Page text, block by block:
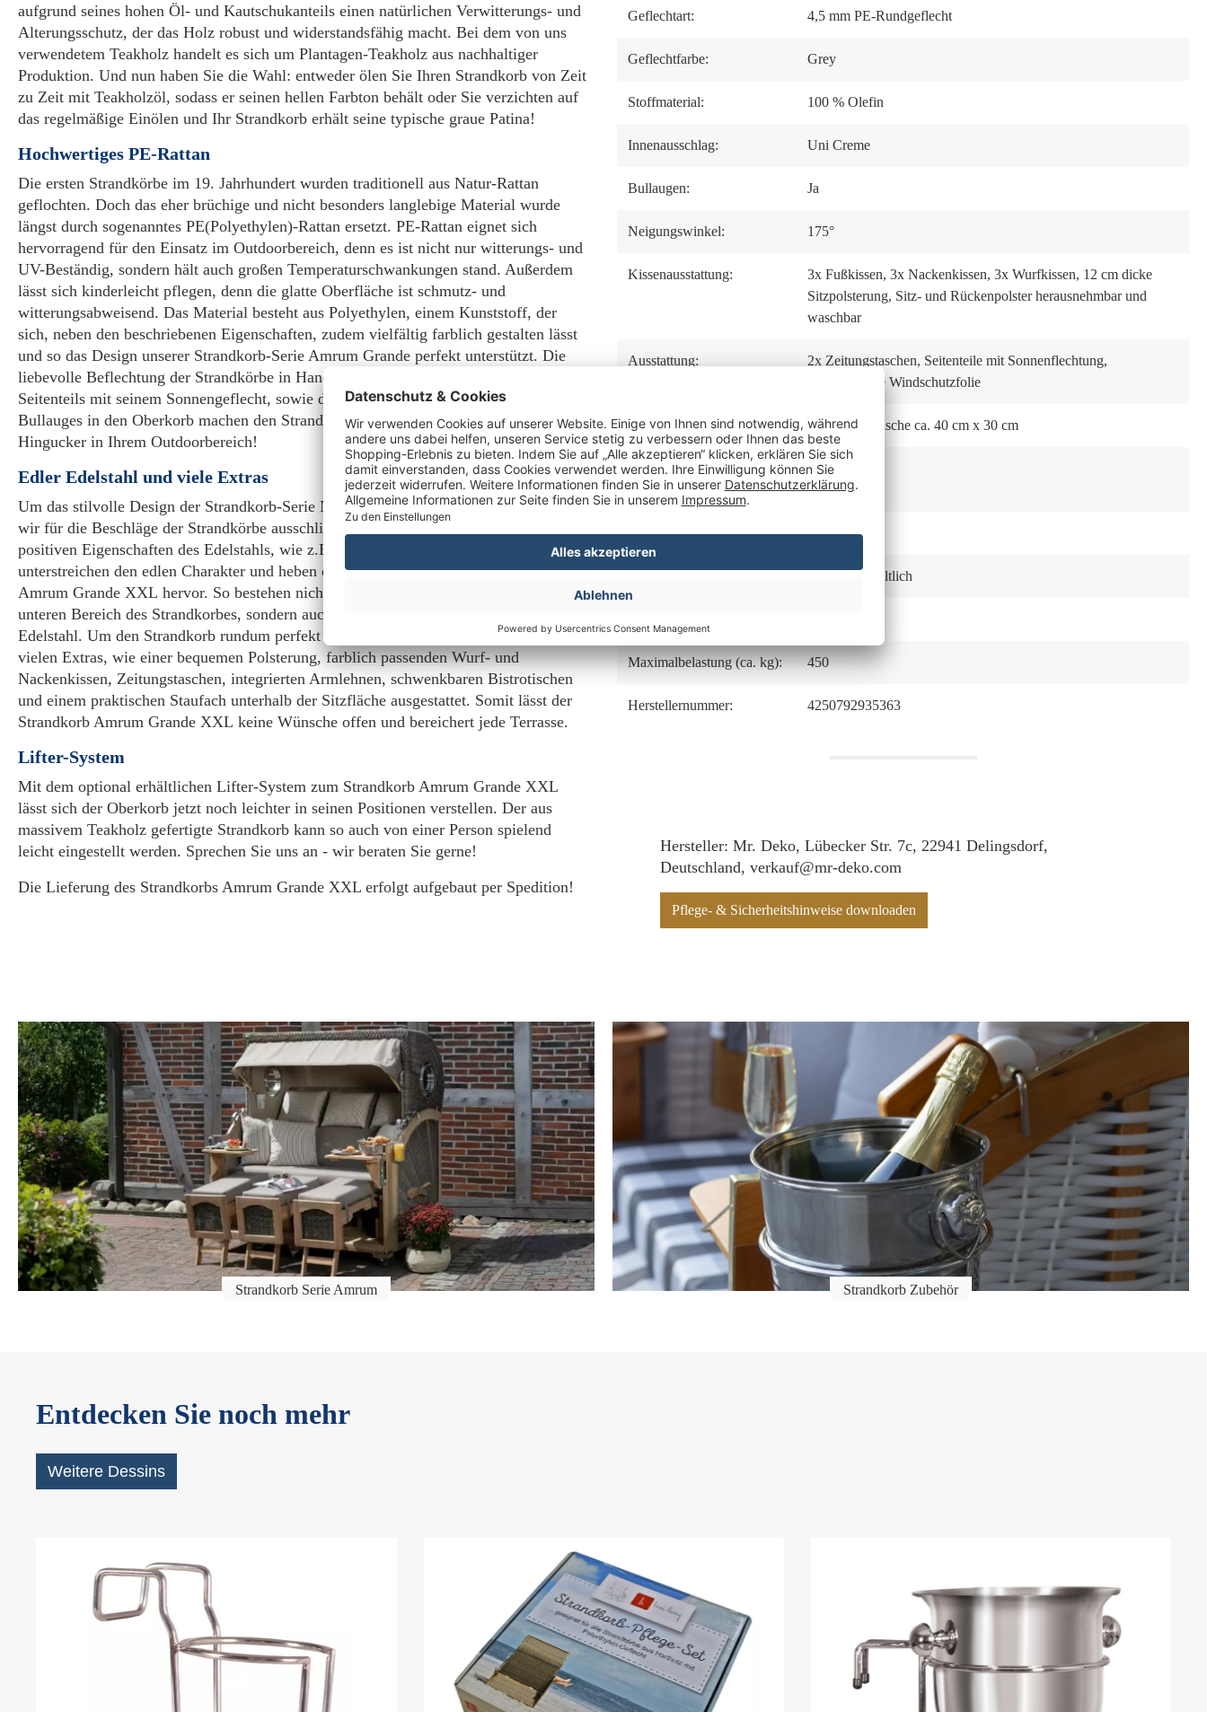
aufgrund seines hohen Öl- und Kautschukanteils einen natürlichen Verwitterungs- und
Alterungsschutz, der das Holz robust und widerstandsfähig macht. Bei dem von uns
verwendetem Teakholz handelt es sich um Plantagen-Teakholz aus nachhaltiger
Produktion. Und nun haben Sie die Wahl: entweder ölen Sie Ihren Strandkorb von Zeit
zu Zeit mit Teakholzöl, sodass er seinen hellen Farbton behält oder Sie verzichten auf
das regelmäßige Einölen und Ihr Strandkorb erhält seine typische graue Patina!
Hochwertiges PE-Rattan
Die ersten Strandkörbe im 19. Jahrhundert wurden traditionell aus Natur-Rattan
geflochten. Doch das eher brüchige und nicht besonders langlebige Material wurde
längst durch sogenanntes PE(Polyethylen)-Rattan ersetzt. PE-Rattan eignet sich
hervorragend für den Einsatz im Outdoorbereich, denn es ist nicht nur witterungs- und
UV-Beständig, sondern hält auch großen Temperaturschwankungen stand. Außerdem
lässt sich kinderleicht pflegen, denn die glatte Oberfläche ist schmutz- und
witterungsabweisend. Das Material besteht aus Polyethylen, einem Kunststoff, der
sich, neben den beschriebenen Eigenschaften, zudem vielfältig farblich gestalten lässt
und so das Design unserer Strandkorb-Serie Amrum Grande perfekt unterstützt. Die
liebevolle Beflechtung der Strandkörbe in Handarbeit, die interessante Gestaltung des
Seitenteils mit seinem Sonnengeflecht, sowie die außergewöhnliche Einbindung des
Bullauges in den Oberkorb machen den Strandkorb Amrum Grande zu einem
Hingucker in Ihrem Outdoorbereich!
Edler Edelstahl und viele Extras
Um das stilvolle Design der Strandkorb-Serie Norderney zu komplettieren, verwenden
wir für die Beschläge der Strandkörbe ausschließlich hochwertigen V2A-Edelstahl. Die
positiven Eigenschaften des Edelstahls, wie z.B. seine Korrosionsbeständigkeit,
unterstreichen den edlen Charakter und heben den maritimen Look des Strandkorbes
Amrum Grande XXL hervor. So bestehen nicht nur die Winkelverstärkungen im
unteren Bereich des Strandkorbes, sondern auch der Feststellmechanismus aus V2A-
Edelstahl. Um den Strandkorb rundum perfekt zu machen, haben wir diesen zudem mit
vielen Extras, wie einer bequemen Polsterung, farblich passenden Wurf- und
Nackenkissen, Zeitungstaschen, integrierten Armlehnen, schwenkbaren Bistrotischen
und einem praktischen Staufach unterhalb der Sitzfläche ausgestattet. Somit lässt der
Strandkorb Amrum Grande XXL keine Wünsche offen und bereichert jede Terrasse.
Lifter-System
Mit dem optional erhältlichen Lifter-System zum Strandkorb Amrum Grande XXL
lässt sich der Oberkorb jetzt noch leichter in seinen Positionen verstellen. Der aus
massivem Teakholz gefertigte Strandkorb kann so auch von einer Person spielend
leicht eingestellt werden. Sprechen Sie uns an - wir beraten Sie gerne!
Die Lieferung des Strandkorbs Amrum Grande XXL erfolgt aufgebaut per Spedition!
Geflechtart: 4,5 mm PE-Rundgeflecht
Geflechtfarbe: Grey
Stoffmaterial: 100 % Olefin
Innenausschlag: Uni Creme
Bullaugen: Ja
Neigungswinkel: 175°
Kissenausstattung: 3x Fußkissen, 3x Nackenkissen, 3x Wurfkissen, 12 cm dicke
Sitzpolsterung, Sitz- und Rückenpolster herausnehmbar und
waschbar
Ausstattung: 2x Zeitungstaschen, Seitenteile mit Sonnenflechtung,
eingearbeitete Windschutzfolie
Tisch: 2x Schwenktische ca. 40 cm x 30 cm
Staufach unter der
Sitzbank:
Nein
Fußstützen: Ausziehbar
Optional erhältlich
Maximalbelastung (ca. kg): 450
Herstellernummer: 4250792935363
Hersteller: Mr. Deko, Lübecker Str. 7c, 22941 Delingsdorf,
Deutschland, verkauf@mr-deko.com
Pflege- & Sicherheitshinweise downloaden
Strandkorb Serie Amrum Strandkorb Zubehör
Entdecken Sie noch mehr
Weitere Dessins